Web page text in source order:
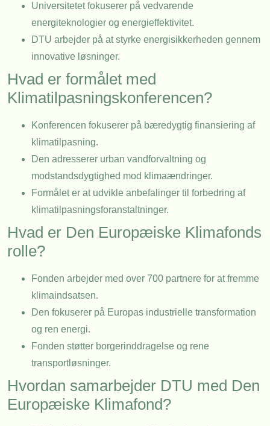
Universitetet fokuserer på vedvarende
energiteknologier og energieffektivitet.
DTU arbejder på at styrke energisikkerheden gennem
innovative løsninger.
Hvad er formålet med
Klimatilpasningskonferencen?
Konferencen fokuserer på bæredygtig finansiering af
klimatilpasning.
Den adresserer urban vandforvaltning og
modstandsdygtighed mod klimaændringer.
Formålet er at udvikle anbefalinger til forbedring af
klimatilpasningsforanstaltninger.
Hvad er Den Europæiske Klimafonds
rolle?
Fonden arbejder med over 700 partnere for at fremme
klimaindsatsen.
Den fokuserer på Europas industrielle transformation
og ren energi.
Fonden støtter borgerinddragelse og rene
transportløsninger.
Hvordan samarbejder DTU med Den
Europæiske Klimafond?